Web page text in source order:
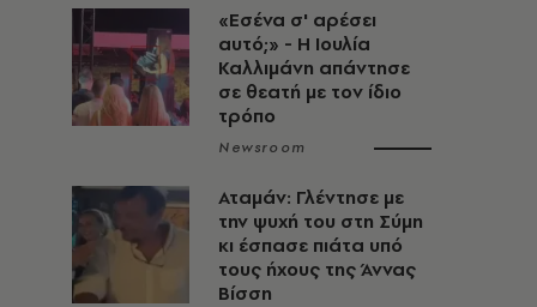
«Εσένα σ' αρέσει
αυτό;» - Η Ιουλία
Καλλιμάνη απάντησε
σε θεατή με τον ίδιο
τρόπο
Newsroom
Αταμάν: Γλέντησε με
την ψυχή του στη Σύμη
κι έσπασε πιάτα υπό
τους ήχους της Άννας
Βίσση